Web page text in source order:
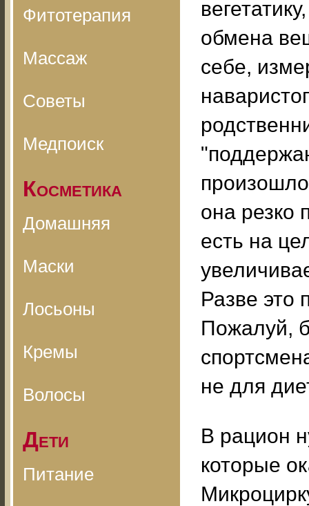
Фитотерапия
Массаж
Советы
Медпоиск
Косметика
Домашняя
Маски
Лосьоны
Кремы
Волосы
Дети
Питание
обмена
себе,
она резко
есть на
Разве это
Пожалуй,
не для
В рацион
которые